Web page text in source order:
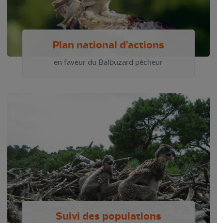
Plan national d'actions
en faveur du Balbuzard pêcheur
Suivi des populations